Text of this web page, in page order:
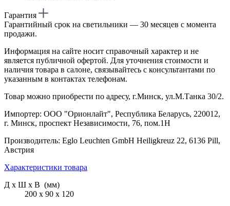
Гарантия
Гарантийный срок на светильники — 30 месяцев с момента
продажи.
Информация на сайте носит справочный характер и не
является публичной офертой. Для уточнения стоимости и
наличия товара в салоне, связывайтесь с консультантами по
указанным в контактах телефонам.
Товар можно приобрести по адресу, г.Минск, ул.М.Танка 30/2.
Импортер: ООО "Орионлайт", Республика Беларусь, 220012,
г. Минск, проспект Независимости, 76, пом.1Н
Производитель: Eglo Leuchten GmbH Heiligkreuz 22, 6136 Pill,
Австрия
Характеристики товара
Д х Ш х В (мм)
200 х 90 х 120